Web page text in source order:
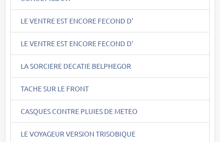
LE VENTRE EST ENCORE FECOND D'
LE VENTRE EST ENCORE FECOND D'
LA SORCIERE DECATIE BELPHEGOR
TACHE SUR LE FRONT
CASQUES CONTRE PLUIES DE METEO
LE VOYAGEUR VERSION TRISOBIQUE